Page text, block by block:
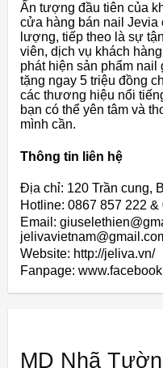
Ấn tượng đầu tiên của
cửa hàng bán nail Jevia
lượng, tiếp theo là sự
viên, dịch vụ khách
phát hiện sản phẩm nail
tặng ngay 5 triệu đồng
các thương hiệu nổi
bạn có thể yên tâm và
mình cần.
Thông tin liên hệ
Địa chỉ: 120 Trần cung,
Hotline: 0867 857 222 &
Email:
Website: http://jeliva.vn/
Fanpage:
MD Nhã